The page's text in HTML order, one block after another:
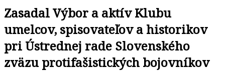
revue
Zasadal Výbor a aktív Klubu
umelcov, spisovateľov a historikov
pri Ústrednej rade Slovenského
zväzu protifašistických bojovníkov